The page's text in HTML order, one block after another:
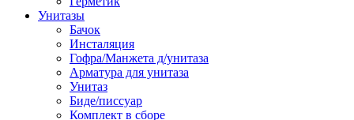
Унитазы
Бачок
Инсталяция
Гофра/Манжета д/унитаза
Арматура для унитаза
Унитаз
Биде/писсуар
Комплект в сборе